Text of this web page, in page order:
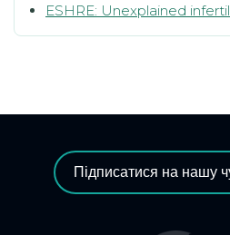
ESHRE: Unexplained
Підписатися на нашу